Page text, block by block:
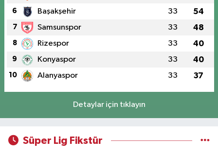
6 Başakşehir 33 54
7 Samsunspor 33 48
8 Rizespor 33 40
9 Konyaspor 33 40
10 Alanyaspor 33 37
Detaylar için tıklayın
Süper Lig Fikstür